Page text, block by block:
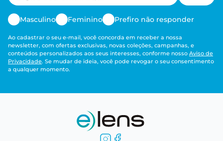
Masculino Feminino Prefiro não responder
Ao cadastrar o seu e-mail, você concorda em receber a nossa
newsletter, com ofertas exclusivas, novas coleções, campanhas, e
conteúdos personalizados aos seus interesses, conforme nosso Aviso de
Privacidade. Se mudar de ideia, você pode revogar o seu consentimento
a qualquer momento.